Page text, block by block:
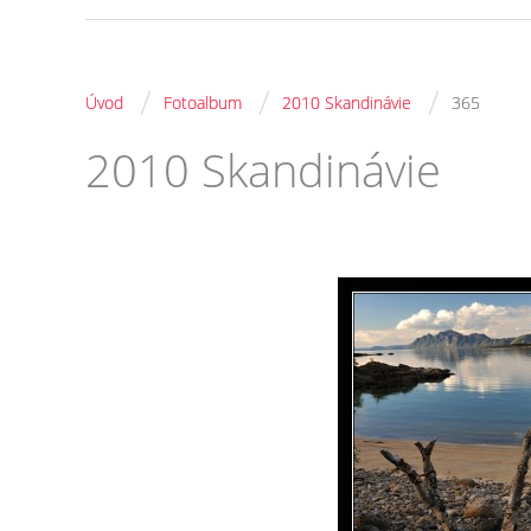
Úvod / Fotoalbum / 2010 Skandinávie / 365
2010 Skandinávie